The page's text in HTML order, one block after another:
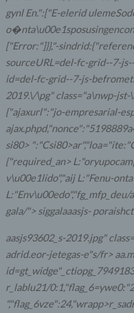
gynl En.":["E-elerid
["Error:"]}},"-
sourceURL=del-fc-grid--7-
id=del-fc-grid--7-js-
2019.\/\pg" class="a\nwp-jst-\
{"ajaxurl":"jo-empresarial-
si80>
{"required_an>
v\u00e1lido","aijL:"Fenu-
L:"Env\u00edo","fg_mfp_deu/
gala/"> siggalaaasjs-
aasjs93602_s-2019.jpg"
adrid.eor-jetegas-e"s/fr>
r_lablu21/0:1,"flag_6=ywe0:"2